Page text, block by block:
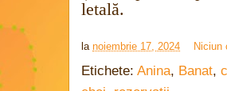
letală.
la noiembrie 17, 2024 Niciun
Etichete: Anina, Banat,